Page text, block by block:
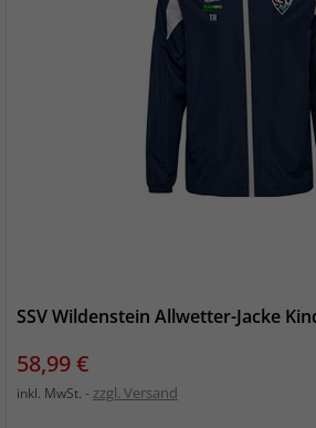
SSV Wildenstein Allwetter-Jacke
Preis
58,99 €
inkl. MwSt. zzgl. Versand